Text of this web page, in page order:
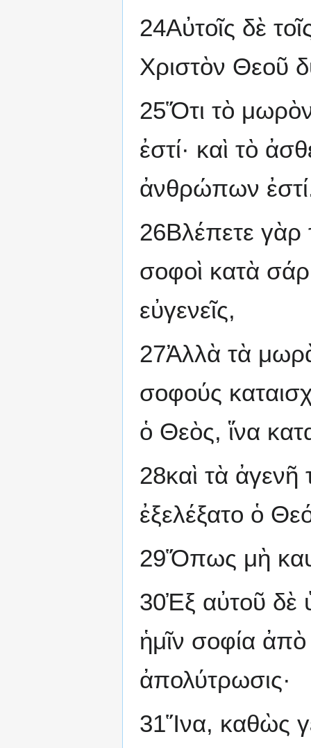
24Αὐτοῖς δὲ
Χριστὸν Θεοῦ
25Ὅτι τὸ
ἐστί· καὶ τὸ
ἀνθρώπων
26Βλέπετε γὰρ
σοφοὶ κατὰ
εὐγενεῖς,
27Ἀλλὰ τὰ
σοφούς
ὁ Θεὸς, ἵνα
28καὶ τὰ ἀγενῆ
ἐξελέξατο ὁ
29Ὅπως μὴ
30Ἐξ αὐτοῦ δὲ
ἡμῖν σοφία ἀπὸ
ἀπολύτρωσις·
31Ἵνα, καθὼς